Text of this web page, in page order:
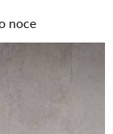
noce